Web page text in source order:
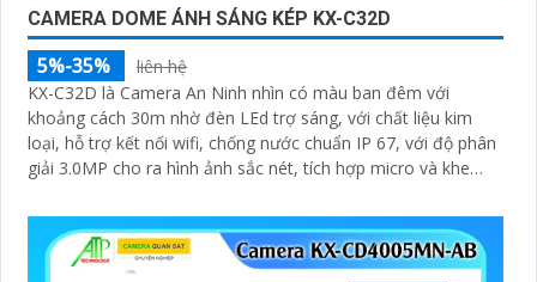
CAMERA DOME ÁNH SÁNG KÉP KX-C32D
5%-35%
liên hệ
KX-C32D là Camera An Ninh nhìn có màu ban đêm với
khoảng cách 30m nhờ đèn LEd trợ sáng, với chất liệu kim
loại, hỗ trợ kết nối wifi, chống nước chuẩn IP 67, với độ phân
giải 3.0MP cho ra hình ảnh sắc nét, tích hợp micro và khe